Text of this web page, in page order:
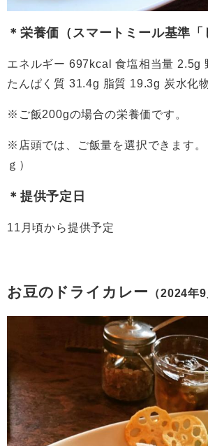
＊栄養価（スマートミール基準「
エネルギー 697kcal 食塩相当量 2.5g
たんぱく質 31.4g 脂質 19.3g 炭水化
※ご飯200gの場合の栄養価です。​
※店頭では、ご飯量を選択できます
ｇ）
＊提供予定日
11月頃から提供予定
お豆のドライカレー （2024年